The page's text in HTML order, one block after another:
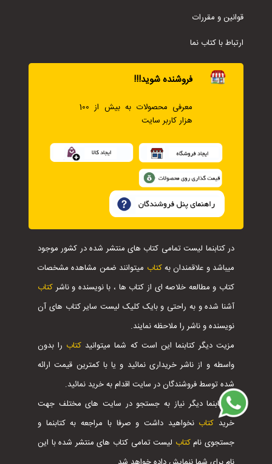
قوانین و مقررات
ارتباط با کتاب نما
فروشنده شوید!!!
معرفی محصولات به بیش از 100
هزار کاربر سایت
در کتابنما لیست تمامی کتاب های منتشر شده در کشور موجود
میباشد و علاقمندان بهکتاب میتوانند ضمن مشاهده مشخصات
کتاب و مطالعه خلاصه ای از کتاب ها ، با نویسنده و ناشرکتاب
آشنا شده و به راحتی و بایک کلیک لیست سایر کتاب های آن
نویسنده و ناشر را ملاحظه نمایند.
مزیت دیگر کتابنما این است که شما میتوانید کتاب را بدون
واسطه و از ناشر خریداری نمائید و یا با کمترین قیمت ارائه
شده توسط فروشندگان در سایت اقدام به خرید نمائید.
با کتابنما دیگر نیاز به جستجو در سایت های مختلف جهت
خرید کتابنخواهید داشت و صرفا با مراجعه به کتابنما و
جستجوی نامکتاب لیست تمامی کتاب های منتشر شده با این